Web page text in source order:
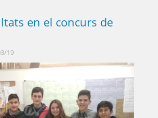
en el concurs de
19